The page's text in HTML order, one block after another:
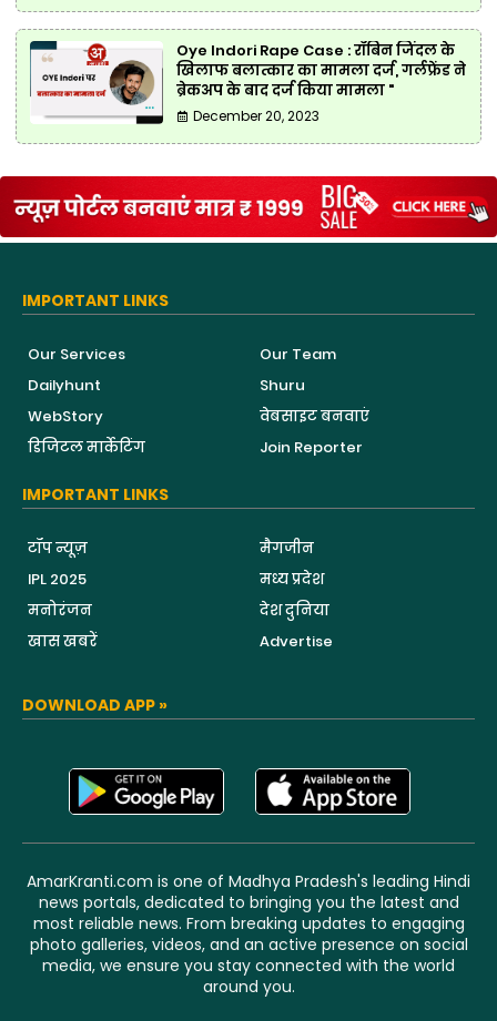
Oye Indori Rape Case : रॉबिन जिंदल के
खिलाफ बलात्कार का मामला दर्ज, गर्लफ्रेंड ने
ब्रेकअप के बाद दर्ज किया मामला "
December 20, 2023
IMPORTANT LINKS
Our Services
Our Team
Dailyhunt
Shuru
WebStory
वेबसाइट बनवाएं
डिजिटल मार्केटिंग
Join Reporter
IMPORTANT LINKS
टॉप न्यूज़
मैगजीन
IPL 2025
मध्य प्रदेश
मनोरंजन
देश दुनिया
खास खबरें
Advertise
DOWNLOAD APP »
AmarKranti.com is one of Madhya Pradesh's leading Hindi
news portals, dedicated to bringing you the latest and
most reliable news. From breaking updates to engaging
photo galleries, videos, and an active presence on social
media, we ensure you stay connected with the world
around you.